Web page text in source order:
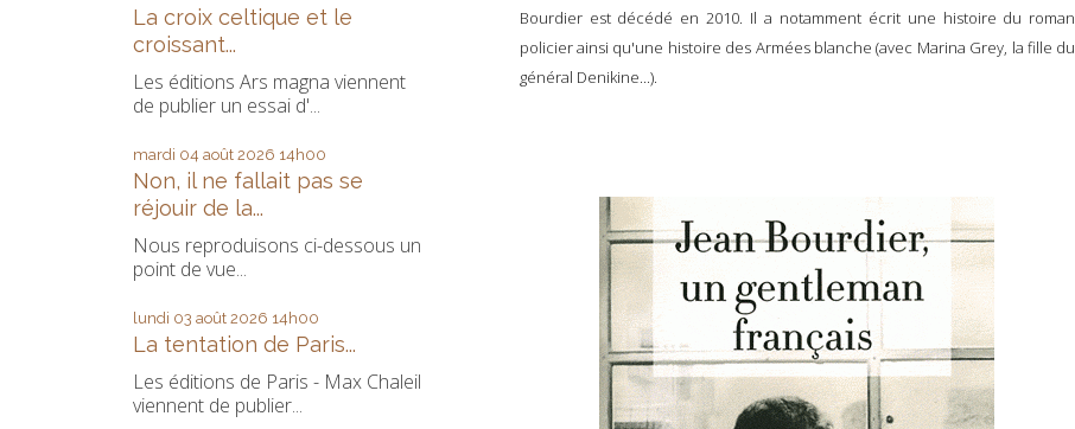
La croix celtique et le
croissant...
Les éditions Ars magna viennent
de publier un essai d'...
mardi 04 août 2026 14h00
Non, il ne fallait pas se
réjouir de la...
Nous reproduisons ci-dessous un
point de vue...
lundi 03 août 2026 14h00
La tentation de Paris...
Les éditions de Paris - Max Chaleil
viennent de publier...
Bourdier est décédé en 2010. Il a notamment écrit une histoire du roman
policier ainsi qu'une histoire des Armées blanche (avec Marina Grey, la fille du
général Denikine...).